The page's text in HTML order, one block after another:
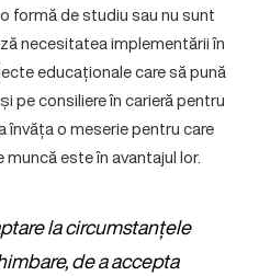
formă de studiu sau nu sunt
necesitatea implementării în
educaționale care să pună
pe consiliere în carieră pentru
învăța o meserie pentru care
este în avantajul lor.
la circumstanțele
de a accepta